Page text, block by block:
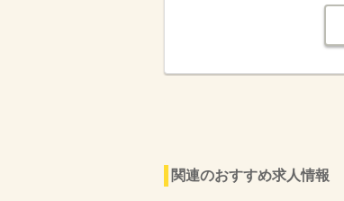
関連のおすすめ求人情報